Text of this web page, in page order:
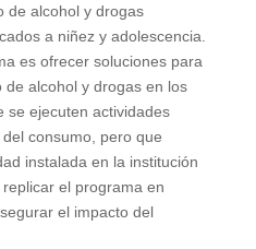
de alcohol y drogas
a niñez y adolescencia.
es ofrecer soluciones para
de alcohol y drogas en los
se ejecuten actividades
consumo, pero que
instalada en la institución
el programa en
el impacto del